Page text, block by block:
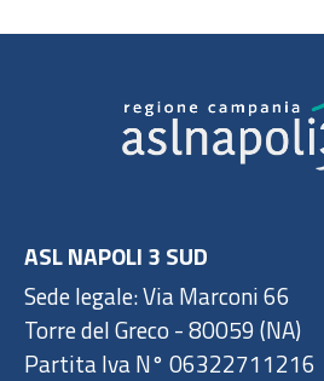
ASL NAPOLI 3 SUD
Sede legale: Via Marconi 66
Torre del Greco - 80059 (NA)
Partita Iva N° 06322711216